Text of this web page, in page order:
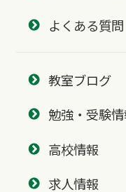
よくある質問
教室ブログ
勉強・受験
高校情報
求人情報